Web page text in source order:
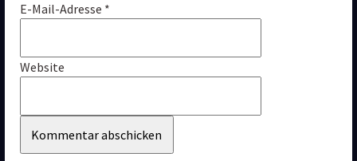
E-Mail-Adresse *
Website